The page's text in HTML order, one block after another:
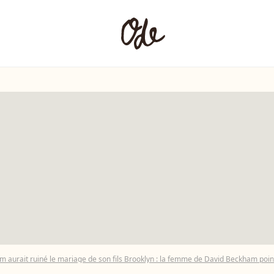
aurait ruiné le mariage de son fils Brooklyn : la femme de David Beckham